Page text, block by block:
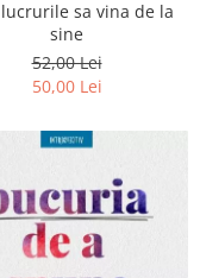
lucrurile sa vina de la
sine
52,00 Lei
50,00 Lei